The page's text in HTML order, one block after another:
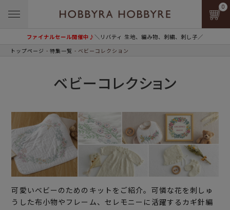
ファイナルセール開催中♪＼リバティ 生地、編み物、刺繍、刺し子／
0
トップページ 特集一覧 ベビーコレクション
ベビーコレクション
可愛いベビーのためのキットをご紹介。可憐な花を刺しゅ
うした布小物やフレーム、セレモニーに活躍するカギ針編